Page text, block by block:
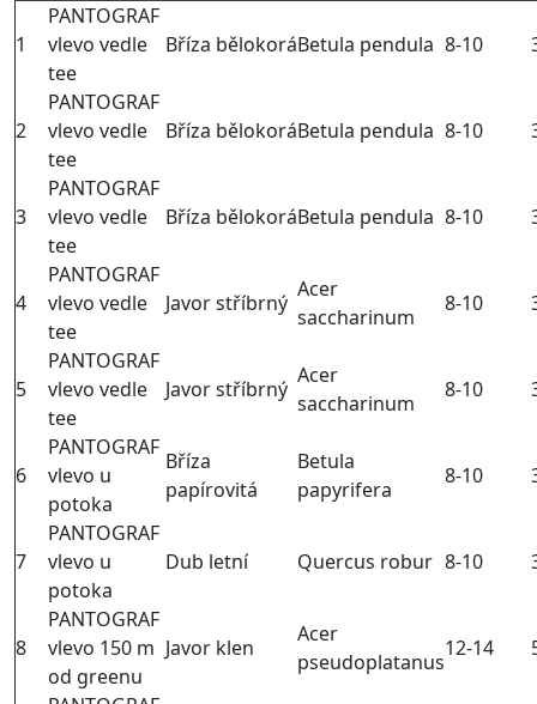
1
PANTOGRAF
vlevo vedle
tee
Bříza bělokoráBetula pendula 8-10
2
PANTOGRAF
vlevo vedle
tee
Bříza bělokoráBetula pendula 8-10
3
PANTOGRAF
vlevo vedle
tee
Bříza bělokoráBetula pendula 8-10
4
PANTOGRAF
vlevo vedle
tee
Javor stříbrný
Acer
saccharinum
8-10
5
PANTOGRAF
vlevo vedle
tee
Javor stříbrný
Acer
saccharinum
8-10
6
PANTOGRAF
vlevo u
potoka
Bříza
papírovitá
Betula
papyrifera
8-10
7
PANTOGRAF
vlevo u
potoka
Dub letní Quercus robur 8-10
8
PANTOGRAF
vlevo 150 m
od greenu
Javor klen
Acer
pseudoplatanus
12-14